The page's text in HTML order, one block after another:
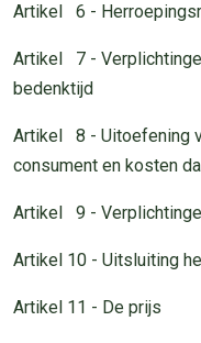
Artikel 6 -
Artikel 7 -
bedenktijd
Artikel 8 - Uitoefening
consument en kosten
Artikel 9 -
Artikel 10 - Uitsluiting
Artikel 11 - De prijs